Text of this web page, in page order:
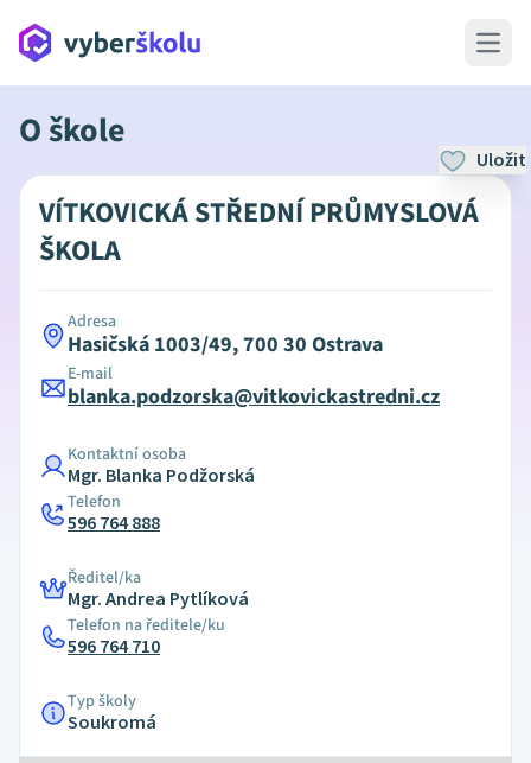
Open
O škole
Uložit
VÍTKOVICKÁ STŘEDNÍ PRŮMYSLOVÁ
ŠKOLA
Adresa
Hasičská 1003/49, 700 30 Ostrava
E-mail
blanka.podzorska@vitkovickastredni.cz
Kontaktní osoba
Mgr. Blanka Podžorská
Telefon
596 764 888
Ředitel/ka
Mgr. Andrea Pytlíková
Telefon na ředitele/ku
596 764 710
Typ školy
Soukromá